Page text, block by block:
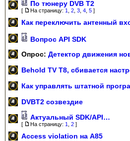
По тюнеру DVB T2
[ На страницу: 1 2 3 4 5 ]
Как переключить антенный
Вопрос API SDK
Опрос: Детектор движения
Behold TV T8, сбивается
Как управлять штатной
DVBT2 созвездие
Актуальный SDK/API…
[ На страницу: 1 2 ]
Access violation на A85